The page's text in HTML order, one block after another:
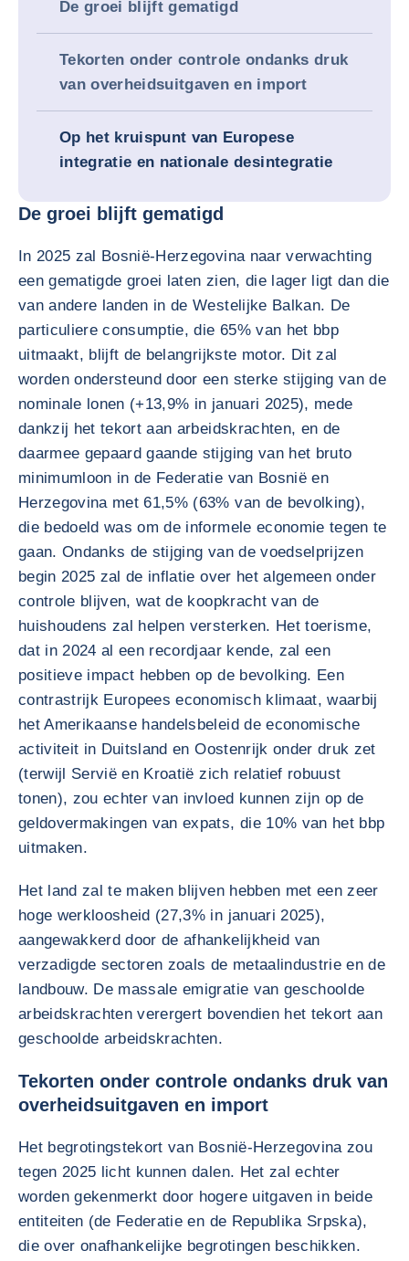
De groei blijft gematigd
Tekorten onder controle ondanks druk
van overheidsuitgaven en import
Op het kruispunt van Europese
integratie en nationale desintegratie
De groei blijft gematigd
In 2025 zal Bosnië-Herzegovina naar verwachting
een gematigde groei laten zien, die lager ligt dan die
van andere landen in de Westelijke Balkan. De
particuliere consumptie, die 65% van het bbp
uitmaakt, blijft de belangrijkste motor. Dit zal
worden ondersteund door een sterke stijging van de
nominale lonen (+13,9% in januari 2025), mede
dankzij het tekort aan arbeidskrachten, en de
daarmee gepaard gaande stijging van het bruto
minimumloon in de Federatie van Bosnië en
Herzegovina met 61,5% (63% van de bevolking),
die bedoeld was om de informele economie tegen te
gaan. Ondanks de stijging van de voedselprijzen
begin 2025 zal de inflatie over het algemeen onder
controle blijven, wat de koopkracht van de
huishoudens zal helpen versterken. Het toerisme,
dat in 2024 al een recordjaar kende, zal een
positieve impact hebben op de bevolking. Een
contrastrijk Europees economisch klimaat, waarbij
het Amerikaanse handelsbeleid de economische
activiteit in Duitsland en Oostenrijk onder druk zet
(terwijl Servië en Kroatië zich relatief robuust
tonen), zou echter van invloed kunnen zijn op de
geldovermakingen van expats, die 10% van het bbp
uitmaken.
Het land zal te maken blijven hebben met een zeer
hoge werkloosheid (27,3% in januari 2025),
aangewakkerd door de afhankelijkheid van
verzadigde sectoren zoals de metaalindustrie en de
landbouw. De massale emigratie van geschoolde
arbeidskrachten verergert bovendien het tekort aan
geschoolde arbeidskrachten.
Tekorten onder controle ondanks druk van
overheidsuitgaven en import
Het begrotingstekort van Bosnië-Herzegovina zou
tegen 2025 licht kunnen dalen. Het zal echter
worden gekenmerkt door hogere uitgaven in beide
entiteiten (de Federatie en de Republika Srpska),
die over onafhankelijke begrotingen beschikken.